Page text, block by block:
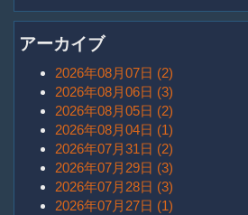
アーカイブ
2026年08月07日 (2)
2026年08月06日 (3)
2026年08月05日 (2)
2026年08月04日 (1)
2026年07月31日 (2)
2026年07月29日 (3)
2026年07月28日 (3)
2026年07月27日 (1)